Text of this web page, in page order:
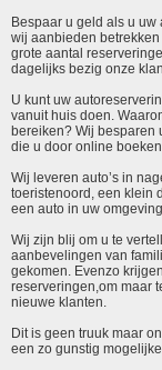
Bespaar u geld als u uw
wij aanbieden
grote aantal
dagelijks bezig onze
U kunt uw
vanuit huis doen.
bereiken? Wij besparen
die u door online
Wij leveren auto’s in
toeristenoord, een klein
een auto in uw
Wij zijn blij om u te
aanbevelingen van
gekomen. Evenzo
reserveringen,om maar
nieuwe klanten.
Dit is geen truuk maar
een zo gunstig